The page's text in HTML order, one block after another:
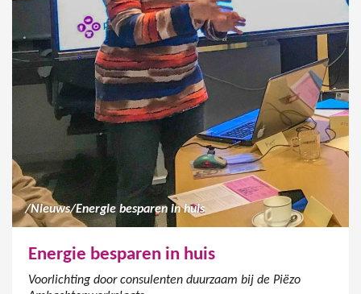
/Nieuws/Energie besparen in huis
Energie besparen in huis
Voorlichting door consulenten duurzaam bij de Piëzo